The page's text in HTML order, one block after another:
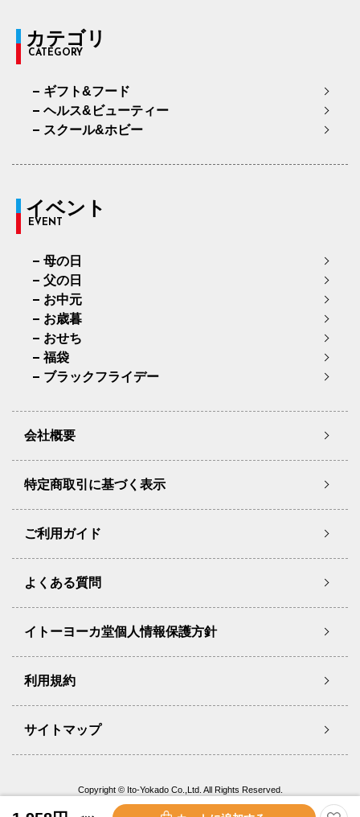
カテゴリ
CATEGORY
ギフト&フード
ヘルス&ビューティー
スクール&ホビー
イベント
EVENT
母の日
父の日
お中元
お歳暮
おせち
福袋
ブラックフライデー
会社概要
特定商取引に基づく表示
ご利用ガイド
よくある質問
イトーヨーカ堂個人情報保護方針
利用規約
サイトマップ
Copyright © Ito-Yokado Co.,Ltd. All Rights Reserved.